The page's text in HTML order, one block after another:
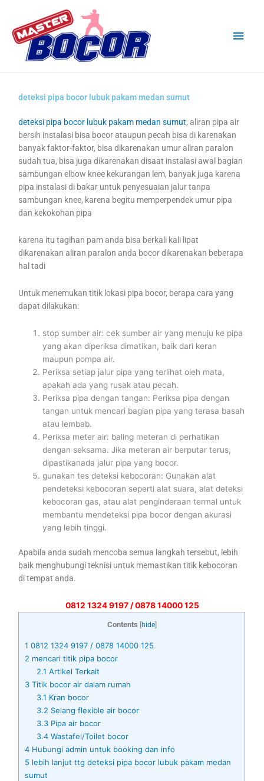
content
deteksi pipa bocor lubuk pakam medan sumut
deteksi pipa bocor lubuk pakam medan sumut, aliran pipa air
bersih instalasi bisa bocor ataupun pecah bisa di karenakan
banyak faktor-faktor, bisa dikarenakan umur aliran paralon
sudah tua, bisa juga dikarenakan disaat instalasi awal bagian
sambungan elbow knee kekurangan lem, banyak juga karena
pipa instalasi di bakar untuk penyesuaian jalur tanpa
sambungan knee, karena begitu memperpendek umur pipa
dan kekokohan pipa
karena itu tagihan pam anda bisa berkali kali lipat
dikarenakan aliran paralon anda bocor dikarenakan beberapa
hal tadi
Untuk menemukan titik lokasi pipa bocor, berapa cara yang
dapat dilakukan:
stop sumber air: cek sumber air yang menuju ke pipa
yang akan diperiksa dimatikan, baik dari keran
maupun pompa air.
Periksa setiap jalur pipa yang terlihat oleh mata,
apakah ada yang rusak atau pecah.
Periksa pipa dengan tangan: Periksa pipa dengan
tangan untuk mencari bagian pipa yang terasa basah
atau lembab.
Periksa meter air: baling meteran di perhatikan
dengan seksama. Jika meteran air berputar terus,
dipastikanada jalur pipa yang bocor.
gunakan tes deteksi kebocoran: Gunakan alat
pendeteksi kebocoran seperti alat suara, alat deteksi
kebocoran gas, atau alat penginderaan termal untuk
membantu mendeteksi pipa bocor dengan akurasi
yang lebih tinggi.
Apabila anda sudah mencoba semua langkah tersebut, lebih
baik menghubungi teknisi untuk memastikan titik kebocoran
di tempat anda.
0812 1324 9197 / 0878 14000 125
Contents hide]
1 0812 1324 9197 / 0878 14000 125
2 mencari titik pipa bocor
2.1 Artikel Terkait
3 Titik bocor air dalam rumah
3.1 Kran bocor
3.2 Selang flexible air bocor
3.3Pipa air bocor
3.4Wastafel/Toilet bocor
4 Hubungi admin untuk booking dan info
5 lebih lanjut ttg deteksi pipa bocor lubuk pakam medan
sumut